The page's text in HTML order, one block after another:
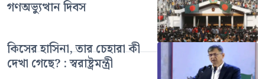
গণঅভ্যুত্থান দিবস
কিসের হাসিনা, তার চেহারা কী
দেখা গেছে? : স্বরাষ্ট্রমন্ত্রী